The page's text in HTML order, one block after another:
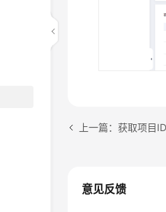
上一篇：获取项目ID
意见反馈